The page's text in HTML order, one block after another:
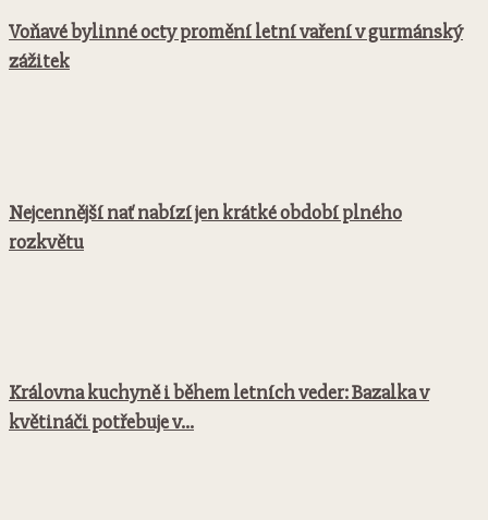
Voňavé bylinné octy promění letní vaření v gurmánský
zážitek
Nejcennější nať nabízí jen krátké období plného
rozkvětu
Královna kuchyně i během letních veder: Bazalka v
květináči potřebuje v...